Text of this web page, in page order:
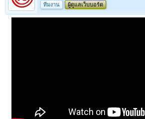
ทีมงาน
ผู้ดูแลเว็บบอร์ด